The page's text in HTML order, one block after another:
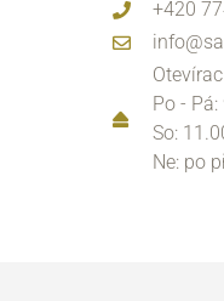
+420
Po -
So:
Ne: po